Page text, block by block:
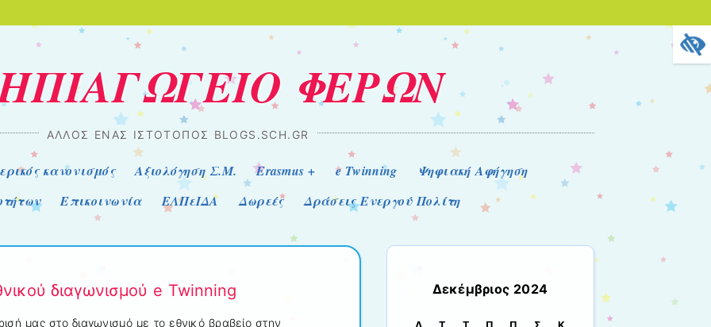
ΦΕΡΩΝ
ΆΛΛΟΣ ΈΝΑΣ ΙΣΤΌΤΟΠΟΣ BLOGS.SCH.GR
κανονισμός Αξιολόγηση Σ.Μ. Erasmus + e Twinning
Ψηφιακή Αφήγηση
Επικοινωνία ΕΛΠεΙΔΑ Δωρεές Δράσεις Ενεργού Πολίτη
διαγωνισμού e Twinning
μας στο διαγωνισμό με το εθνικό βραβείο στην
Δεκέμβριος 2024